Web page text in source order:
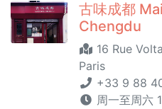
古味成都
Chengdu
16 Rue
Paris
+33 9 88
周一至周六